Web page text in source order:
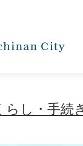
らし・手続